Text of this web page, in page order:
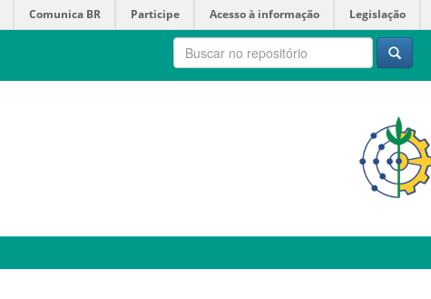
Comunica BR Participe Acesso à informação Legislação